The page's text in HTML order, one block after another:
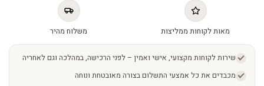
מאות לקוחות ממליצות משלוח מהיר
שירות לקוחות מקצועי, אישי ואמין – לפני הרכישה, במהלכה וגם לאחריה
מכבדים את כל אמצעי התשלום בצורה מאובטחת ונוחה